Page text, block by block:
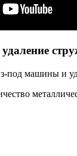
машины и